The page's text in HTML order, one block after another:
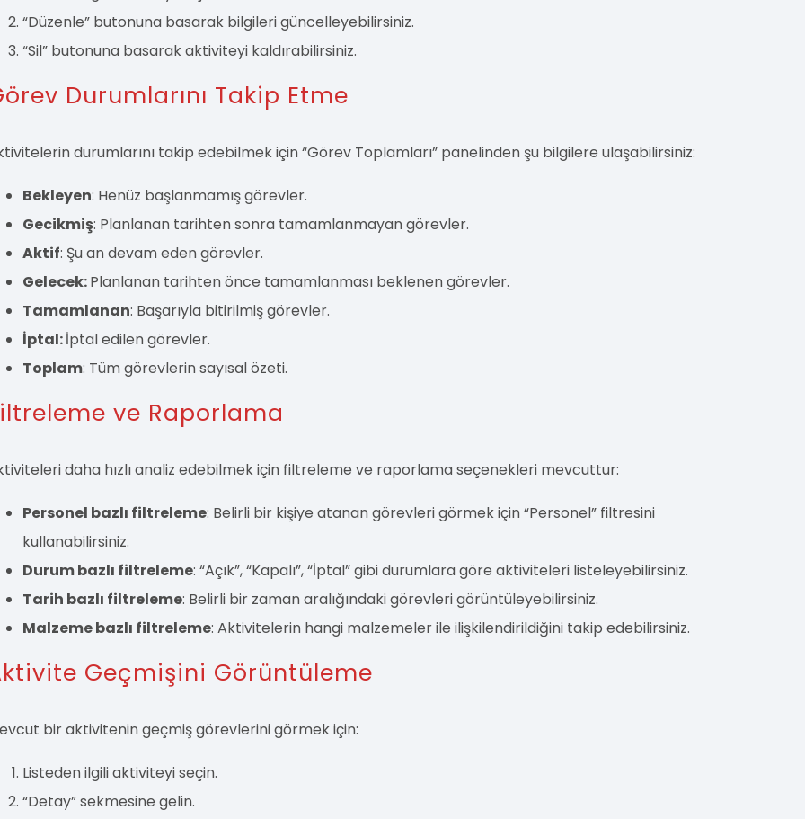
“Düzenle” butonuna basarak bilgileri güncelleyebilirsiniz.
“Sil” butonuna basarak aktiviteyi kaldırabilirsiniz.
Durumlarını Takip Etme
durumlarını takip edebilmek için “Görev Toplamları” panelinden şu bilgilere ulaşabilirsiniz:
Bekleyen: Henüz başlanmamış görevler.
Gecikmiş: Planlanan tarihten sonra tamamlanmayan görevler.
Aktif: Şu an devam eden görevler.
Gelecek:Planlanan tarihten önce tamamlanması beklenen görevler.
Tamamlanan: Başarıyla bitirilmiş görevler.
İptal:İptal edilen görevler.
Toplam: Tüm görevlerin sayısal özeti.
ve Raporlama
daha hızlı analiz edebilmek için filtreleme ve raporlama seçenekleri mevcuttur:
Personel bazlı filtreleme: Belirli bir kişiye atanan görevleri görmek için “Personel” filtresini
kullanabilirsiniz.
Durum bazlı filtreleme: “Açık”, “Kapalı”, “İptal” gibi durumlara göre aktiviteleri listeleyebilirsiniz.
Tarih bazlı filtreleme: Belirli bir zaman aralığındaki görevleri görüntüleyebilirsiniz.
Malzeme bazlı filtreleme: Aktivitelerin hangi malzemeler ile ilişkilendirildiğini takip edebilirsiniz.
Geçmişini Görüntüleme
bir aktivitenin geçmiş görevlerini görmek için:
Listeden ilgili aktiviteyi seçin.
“Detay” sekmesine gelin.